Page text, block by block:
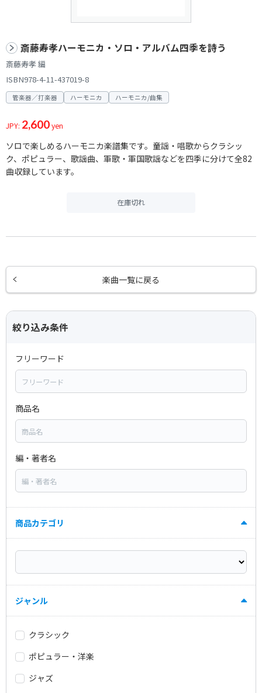
斎藤寿孝ハーモニカ・ソロ・アルバム四季を詩う
斎藤寿孝 編
ISBN978-4-11-437019-8
管楽器／打楽器 ハーモニカ ハーモニカ/曲集
JPY: 2,600yen
ソロで楽しめるハーモニカ楽譜集です。童謡・唱歌からクラシッ
ク、ポピュラー、歌謡曲、軍歌・軍国歌謡などを四季に分けて全82
曲収録しています。
在庫切れ
楽曲一覧に戻る
絞り込み条件
フリーワード
商品名
編・著者名
商品カテゴリ
ジャンル
クラシック
ポピュラー・洋楽
ジャズ